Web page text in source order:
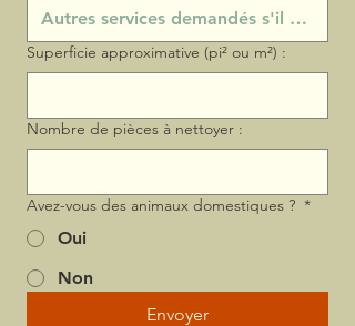
Superficie approximative (pi² ou m²) :
Nombre de pièces à nettoyer :
Avez-vous des animaux domestiques ? *
Oui
Non
Envoyer